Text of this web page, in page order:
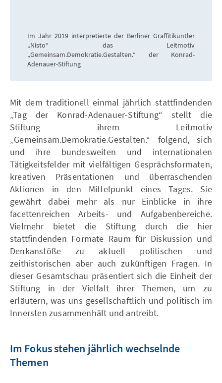
Im Jahr 2019 interpretierte der Berliner Graffitiküntler
„Nisto“ das Leitmotiv
„Gemeinsam.Demokratie.Gestalten.“ der Konrad-
Adenauer-Stiftung
Mit dem traditionell einmal jährlich stattfindenden
„Tag der Konrad-Adenauer-Stiftung“ stellt die
Stiftung ihrem Leitmotiv
„Gemeinsam.Demokratie.Gestalten.“ folgend, sich
und ihre bundesweiten und internationalen
Tätigkeitsfelder mit vielfältigen Gesprächsformaten,
kreativen Präsentationen und überraschenden
Aktionen in den Mittelpunkt eines Tages. Sie
gewährt dabei mehr als nur Einblicke in ihre
facettenreichen Arbeits- und Aufgabenbereiche.
Vielmehr bietet die Stiftung durch die hier
stattfindenden Formate Raum für Diskussion und
Denkanstöße zu aktuell politischen und
zeithistorischen aber auch zukünftigen Fragen. In
dieser Gesamtschau präsentiert sich die Einheit der
Stiftung in der Vielfalt ihrer Themen, um zu
erläutern, was uns gesellschaftlich und politisch im
Innersten zusammenhält und antreibt.
Im Fokus stehen jährlich wechselnde
Themen